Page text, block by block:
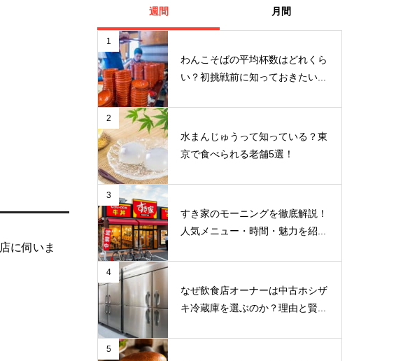
に伺いま
週間 月間
1
わんこそばの平均杯数はどれくら
い？初挑戦前に知っておきたい...
2
水まんじゅうって知っている？東
京で食べられる老舗5選！
3
すき家のモーニングを徹底解説！
人気メニュー・時間・魅力を紹...
4
なぜ飲食店オーナーは中古ホシザ
キ冷蔵庫を選ぶのか？理由と賢...
5